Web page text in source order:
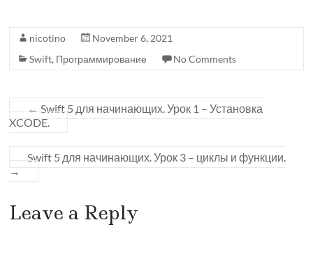
nicotino
November 6, 2021
Swift, Программирование No Comments
← Swift 5 для начинающих. Урок 1 – Установка
XCODE.
Swift 5 для начинающих. Урок 3 – циклы и функции.
→
Leave a Reply